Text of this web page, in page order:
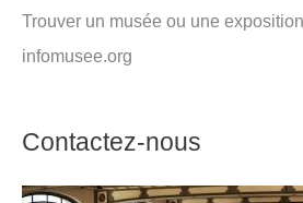
Trouver un musée ou une
infomusee.org
Contactez-nous